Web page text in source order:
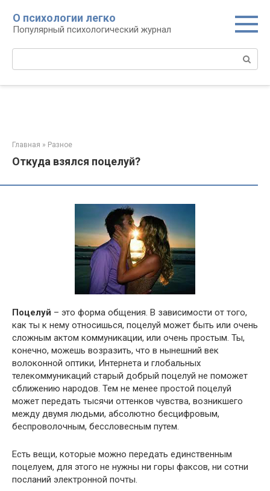
контенту
О психологии легко
Популярный психологический журнал
Главная » Разное
Откуда взялся поцелуй?
Поцелуй – это форма общения. В зависимости от того,
как ты к нему относишься, поцелуй может быть или очень
сложным актом коммуникации, или очень простым. Ты,
конечно, можешь возразить, что в нынешний век
волоконной оптики, Интернета и глобальных
телекоммуникаций старый добрый поцелуй не поможет
сближению народов. Тем не менее простой поцелуй
может передать тысячи оттенков чувства, возникшего
между двумя людьми, абсолютно бесцифровым,
беспроволочным, бессловесным путем.
Есть вещи, которые можно передать единственным
поцелуем, для этого не нужны ни горы факсов, ни сотни
посланий электронной почты.